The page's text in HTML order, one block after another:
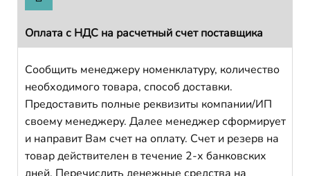
Оплата с НДС на расчетный счет поставщика
Сообщить менеджеру номенклатуру, количество
необходимого товара, способ доставки.
Предоставить полные реквизиты компании/ИП
своему менеджеру. Далее менеджер сформирует
и направит Вам счет на оплату. Счет и резерв на
товар действителен в течение 2-х банковских